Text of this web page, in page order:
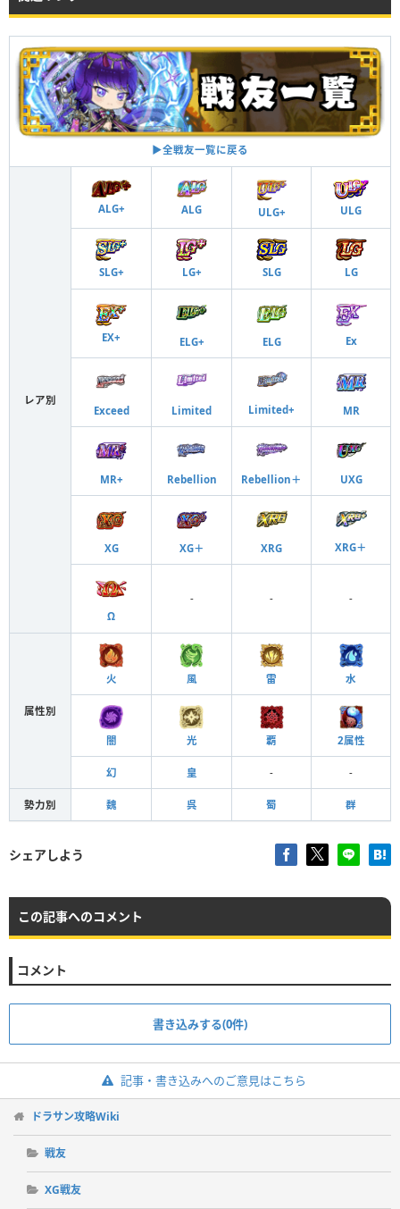
▶︎全戦友一覧に戻る
レア別
ALG+ ALG ULG+ ULG
SLG+ LG+ SLG LG
EX+ ELG+ ELG Ex
Exceed Limited Limited+ MR
MR+ Rebellion Rebellion＋ UXG
XG XG＋ XRG XRG＋
Ω
- - -
属性別
火 風 雷 水
闇 光 覇 2属性
幻 皇 - -
勢力別 魏 呉 蜀 群
シェアしよう
この記事へのコメント
コメント
書き込みする(0件)
記事・書き込みへのご意見はこちら
ドラサン攻略Wiki
戦友
XG戦友